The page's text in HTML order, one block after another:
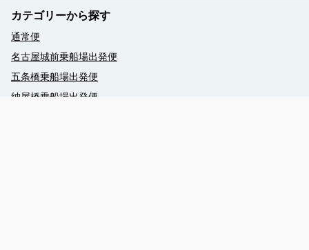
カテゴリーから探す
通常便
名古屋城前乗船場出発便
五条橋乗船場出発便
納屋橋乗船場出発便